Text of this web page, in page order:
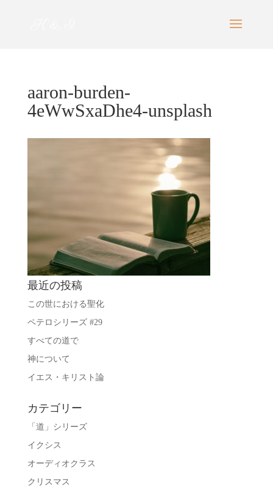
aaron-burden-
4eWwSxaDhe4-unsplash
最近の投稿
この世における聖化
ペテロシリーズ #29
すべての道で
神について
イエス・キリスト論
カテゴリー
「道」シリーズ
イクシス
オーディオクラス
クリスマス